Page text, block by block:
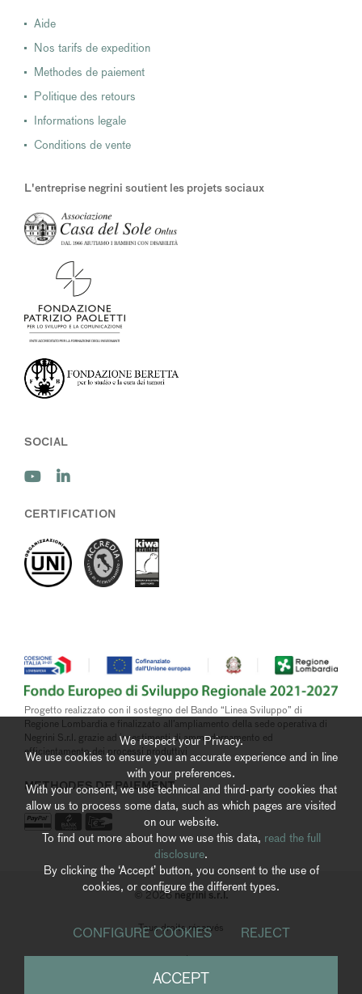
Aide
Nos tarifs de expedition
Methodes de paiement
Politique des retours
Informations legale
Conditions de vente
L'entreprise negrini soutient les projets sociaux
SOCIAL
CERTIFICATION
Progetto realizzato con il sostegno del Bando “Linea Sviluppo” di
Regione Lombardia e finalizzato all’ampliamento della sede operativa di
Negrini S.r.l. grazie ad investimenti di ammodernamento ed
efficientamento dei processi produttivi
METHODES DE PAIEMENT
© 2026 negrini s.r.l.
Tous droits réservés
We respect your Privacy.
We use cookies to ensure you an accurate experience and in line
with your preferences.
With your consent, we use technical and third-party cookies that
allow us to process some data, such as which pages are visited
on our website.
To find out more about how we use this data, read the full
disclosure.
By clicking the ‘Accept’ button, you consent to the use of
cookies, or configure the different types.
CONFIGURE COOKIES REJECT
ACCEPT